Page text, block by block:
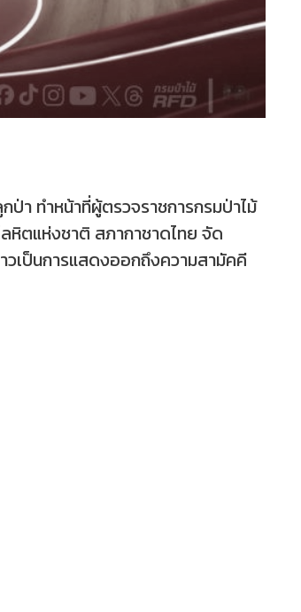
ทำหน้าที่ผู้ตรวจราชการกรมป่าไม้
หิตแห่งชาติ สภากาชาดไทย จัด
เป็นการแสดงออกถึงความสามัคคี